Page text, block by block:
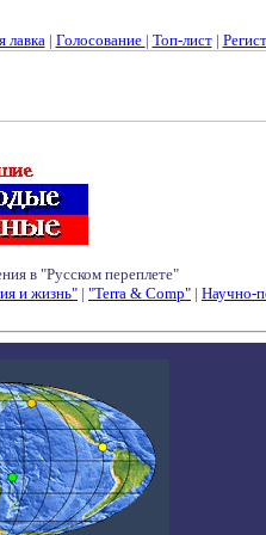
лавка| Голосование | Топ-лист|
в "Русском переплете"
и жизнь" | "Terra & Comp" | Научно-